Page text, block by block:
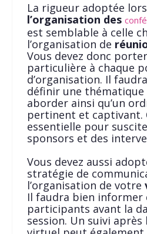
La rigueur adoptée
l’organisation des
est semblable à celle
l’organisation de
Vous devez donc
particulière à chaque
d’organisation. Il
définir une thématique
aborder ainsi qu’un
pertinent et captivant.
essentielle pour
sponsors et des
Vous devez aussi
stratégie de
l’organisation de votre
Il faudra bien informer
participants avant la
session. Un suivi après